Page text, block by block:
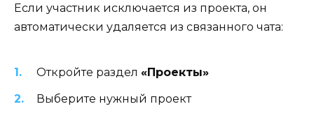
Если участник исключается из проекта, он
автоматически удаляется из связанного чата:
Откройте раздел «Проекты»
Выберите нужный проект